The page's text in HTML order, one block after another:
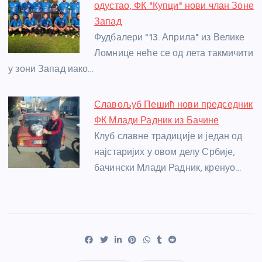
одустао, ФК "Купци" нови члан Зоне
Запад
Фудбалери "13. Априла" из Велике
Ломнице неће се од лета такмичити
у зони Запад иако…
Славољуб Пешић нови председник
ФК Млади Радник из Бачине
Клуб славне традиције и један од
најстаријих у овом делу Србије,
бачински Млади Радник, кренуо…